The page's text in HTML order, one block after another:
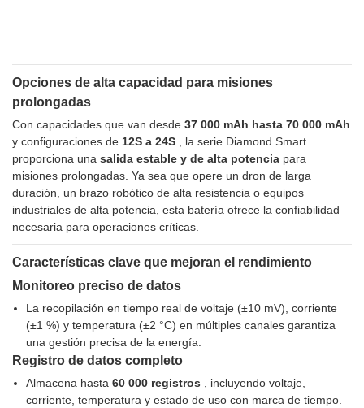
Opciones de alta capacidad para misiones
prolongadas
Con capacidades que van desde 37 000 mAh hasta 70 000 mAh
y configuraciones de 12S a 24S , la serie Diamond Smart
proporciona una salida estable y de alta potencia para
misiones prolongadas. Ya sea que opere un dron de larga
duración, un brazo robótico de alta resistencia o equipos
industriales de alta potencia, esta batería ofrece la confiabilidad
necesaria para operaciones críticas.
Características clave que mejoran el rendimiento
Monitoreo preciso de datos
La recopilación en tiempo real de voltaje (±10 mV), corriente
(±1 %) y temperatura (±2 °C) en múltiples canales garantiza
una gestión precisa de la energía.
Registro de datos completo
Almacena hasta 60 000 registros , incluyendo voltaje,
corriente, temperatura y estado de uso con marca de tiempo.